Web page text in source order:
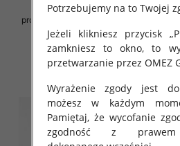
Spódnice damskie (Włoskie
produkt) Roz Standard, Mix Kolor
Paczka 5 szt
35.00 zł
szczegóły
Potrzebujemy na to Twojej
Jeżeli klikniesz przycisk
zamkniesz to okno, to
przetwarzanie przez OMEZ
Wyrażenie zgody jest
możesz w każdym
Pamiętaj, że wycofanie
zgodność z prawem